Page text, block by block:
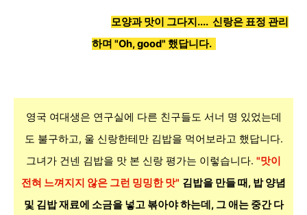
모양과 맛이 그다지.... 신랑은 표정 관리
하며 "Oh, good" 했답니다.
영국 여대생은 연구실에 다른 친구들도 서너 명 있었는데
도 불구하고, 울 신랑한테만 김밥을 먹어보라고 했답니다.
그녀가 건넨 김밥을 맛 본 신랑 평가는 이렇습니다. "맛이
전혀 느껴지지 않은 그런 밍밍한 맛" 김밥을 만들 때, 밥 양념
및 김밥 재료에 소금을 넣고 볶아야 하는데, 그 애는 중간 다